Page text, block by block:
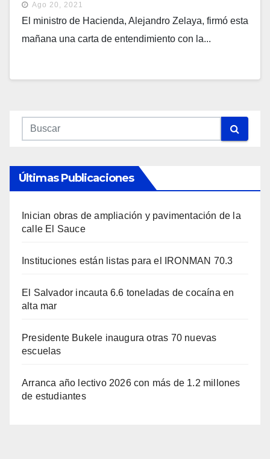
Ago 20, 2021
El ministro de Hacienda, Alejandro Zelaya, firmó esta
mañana una carta de entendimiento con la...
Últimas Publicaciones
Inician obras de ampliación y pavimentación de la
calle El Sauce
Instituciones están listas para el IRONMAN 70.3
El Salvador incauta 6.6 toneladas de cocaína en
alta mar
Presidente Bukele inaugura otras 70 nuevas
escuelas
Arranca año lectivo 2026 con más de 1.2 millones
de estudiantes